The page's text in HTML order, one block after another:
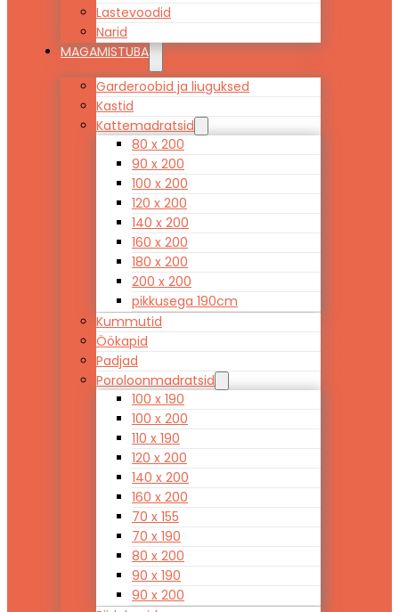
Lastevoodid
Narid
MAGAMISTUBA
Garderoobid ja liuguksed
Kastid
Kattemadratsid
80 x 200
90 x 200
100 x 200
120 x 200
140 x 200
160 x 200
180 x 200
200 x 200
pikkusega 190cm
Kummutid
Öökapid
Padjad
Poroloonmadratsid
100 x 190
100 x 200
110 x 190
120 x 200
140 x 200
160 x 200
70 x 155
70 x 190
80 x 200
90 x 190
90 x 200